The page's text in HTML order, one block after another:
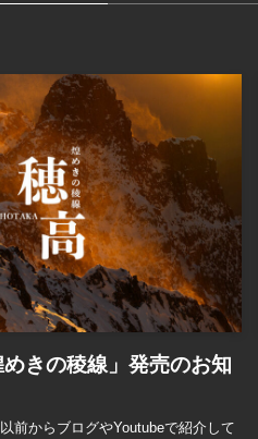
きの稜線」発売のお知
前からブログやYoutubeで紹介して